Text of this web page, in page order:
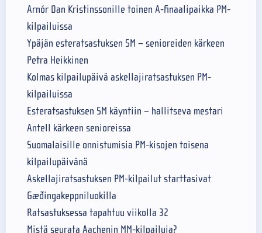
Arnór Dan Kristinssonille toinen A-finaalipaikka PM-
kilpailuissa
Ypäjän esteratsastuksen SM – senioreiden kärkeen
Petra Heikkinen
Kolmas kilpailupäivä askellajiratsastuksen PM-
kilpailuissa
Esteratsastuksen SM käyntiin – hallitseva mestari
Antell kärkeen senioreissa
Suomalaisille onnistumisia PM-kisojen toisena
kilpailupäivänä
Askellajiratsastuksen PM-kilpailut starttasivat
Gæðingakeppniluokilla
Ratsastuksessa tapahtuu viikolla 32
Mistä seurata Aachenin MM-kilpailuja?